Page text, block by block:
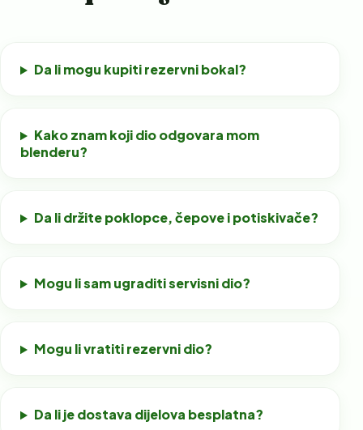
Da li mogu kupiti rezervni bokal?
Kako znam koji dio odgovara mom
blenderu?
Da li držite poklopce, čepove i potiskivače?
Mogu li sam ugraditi servisni dio?
Mogu li vratiti rezervni dio?
Da li je dostava dijelova besplatna?